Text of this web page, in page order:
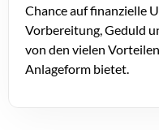
Chance auf finanzielle
Vorbereitung, Geduld
von den vielen
Anlageform bietet.